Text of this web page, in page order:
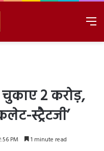
चुकाए 2 करोड़,
स्‍ट्रैटजी’
PM 1 minute read